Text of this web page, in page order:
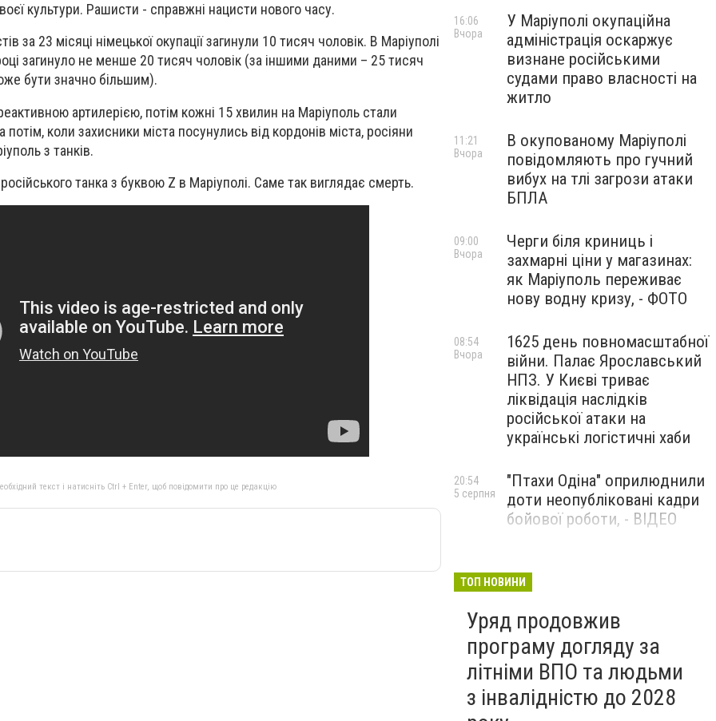
культури. Рашисти - справжні нацисти нового часу.
за 23 місяці німецької окупації загинули 10 тисяч чоловік. В Маріуполі
загинуло не менше 20 тисяч чоловік (за іншими даними – 25 тисяч
бути значно більшим).
артилерією, потім кожні 15 хвилин на Маріуполь стали
потім, коли захисники міста посунулись від кордонів міста, росіяни
з танків.
танка з буквою Z в Маріуполі. Саме так виглядає смерть.
текст і натисніть Ctrl + Enter, щоб повідомити про це редакцію
У Маріуполі окупаційна
адміністрація оскаржує
визнане російськими
судами право власності на
житло
16:06
Вчора
В окупованому Маріуполі
повідомляють про гучний
вибух на тлі загрози атаки
БПЛА
11:21
Вчора
Черги біля криниць і
захмарні ціни у магазинах:
як Маріуполь переживає
нову водну кризу, - ФОТО
09:00
Вчора
1625 день повномасштабної
війни. Палає Ярославський
НПЗ. У Києві триває
ліквідація наслідків
російської атаки на
українські логістичні хаби
08:54
Вчора
"Птахи Одіна" оприлюднили
доти неопубліковані кадри
бойової роботи, - ВІДЕО
20:54
5 серпня
Бєдняков зіграє тата
новому українському
фільмі, - ФОТО
5 серпня
ТОП НОВИНИ
Уряд продовжив
програму догляду за
літніми ВПО та людьми
з інвалідністю до 2028